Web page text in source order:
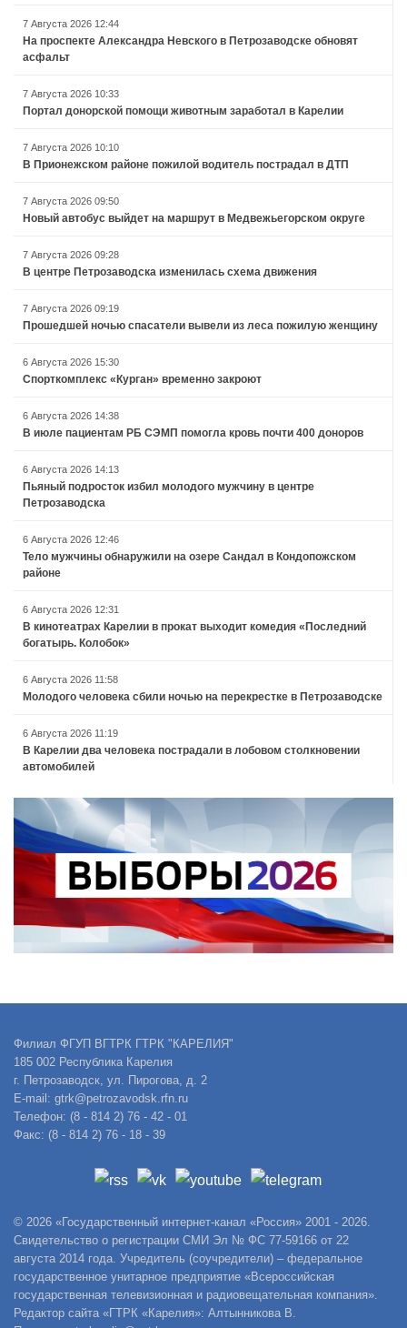
7 Августа 2026 12:44
На проспекте Александра Невского в Петрозаводске обновят
асфальт
7 Августа 2026 10:33
Портал донорской помощи животным заработал в Карелии
7 Августа 2026 10:10
В Прионежском районе пожилой водитель пострадал в ДТП
7 Августа 2026 09:50
Новый автобус выйдет на маршрут в Медвежьегорском округе
7 Августа 2026 09:28
В центре Петрозаводска изменилась схема движения
7 Августа 2026 09:19
Прошедшей ночью спасатели вывели из леса пожилую женщину
6 Августа 2026 15:30
Спорткомплекс «Курган» временно закроют
6 Августа 2026 14:38
В июле пациентам РБ СЭМП помогла кровь почти 400 доноров
6 Августа 2026 14:13
Пьяный подросток избил молодого мужчину в центре
Петрозаводска
6 Августа 2026 12:46
Тело мужчины обнаружили на озере Сандал в Кондопожском
районе
6 Августа 2026 12:31
В кинотеатрах Карелии в прокат выходит комедия «Последний
богатырь. Колобок»
6 Августа 2026 11:58
Молодого человека сбили ночью на перекрестке в Петрозаводске
6 Августа 2026 11:19
В Карелии два человека пострадали в лобовом столкновении
автомобилей
Филиал ФГУП ВГТРК ГТРК "КАРЕЛИЯ"
185 002 Республика Карелия
г. Петрозаводск, ул. Пирогова, д. 2
E-mail: gtrk@petrozavodsk.rfn.ru
Телефон: (8 - 814 2) 76 - 42 - 01
Факс: (8 - 814 2) 76 - 18 - 39
© 2026 «Государственный интернет-канал «Россия» 2001 - 2026.
Свидетельство о регистрации СМИ Эл № ФС 77-59166 от 22
августа 2014 года. Учредитель (соучредители) – федеральное
государственное унитарное предприятие «Всероссийская
государственная телевизионная и радиовещательная компания».
Редактор сайта «ГТРК «Карелия»: Алтынникова В.